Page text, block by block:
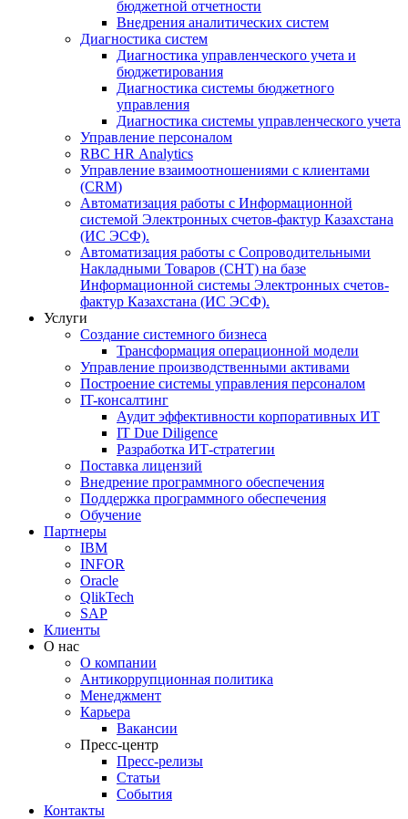
бюджетной отчетности
Внедрения аналитических систем
Диагностика систем
Диагностика управленческого учета и
бюджетирования
Диагностика системы бюджетного
управления
Диагностика системы управленческого учета
Управление персоналом
RBC HR Аnalytics
Управление взаимоотношениями с клиентами
(СRM)
Автоматизация работы с Информационной
системой Электронных счетов-фактур Казахстана
(ИС ЭСФ).
Автоматизация работы с Сопроводительными
Накладными Товаров (СНТ) на базе
Информационной системы Электронных счетов-
фактур Казахстана (ИС ЭСФ).
Услуги
Создание системного бизнеса
Трансформация операционной модели
Управление производственными активами
Построение системы управления персоналом
IT-консалтинг
Аудит эффективности корпоративных ИТ
IT Due Diligence
Разработка ИТ-стратегии
Поставка лицензий
Внедрение программного обеспечения
Поддержка программного обеспечения
Обучение
Партнеры
IBM
INFOR
Oracle
QlikTech
SAP
Клиенты
О нас
О компании
Антикоррупционная политика
Менеджмент
Карьера
Вакансии
Пресс-центр
Пресс-релизы
Статьи
События
Контакты